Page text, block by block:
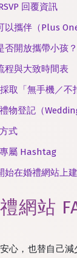
回覆資訊
以攜伴（Plus
否開放攜帶小孩？
程與大致時間表
取「無手機／
物登記（
式
屬 Hashtag
始在婚禮網站上
網站
心，也替自己減